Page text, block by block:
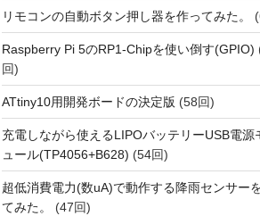
リモコンの自動ボタン押し器を作ってみた。
Raspberry Pi 5のRP1-Chipを使い倒す(GPIO)
回)
ATtiny10用開発ボードの決定版 (58回)
充電しながら使えるLIPOバッテリーUSB電源
ュール(TP4056+B628) (54回)
超低消費電力(数uA)で動作する降雨センサー
てみた。
(47回)